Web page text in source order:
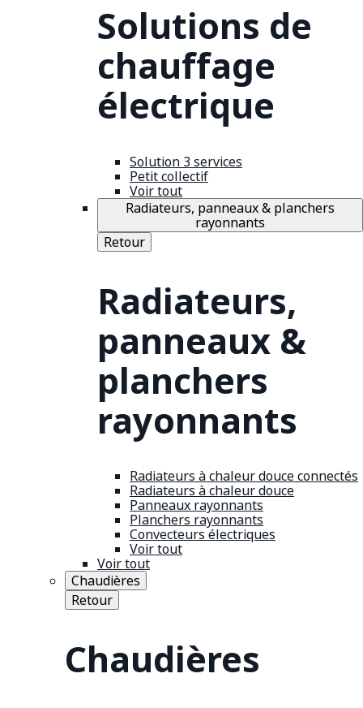
Solutions de
chauffage
électrique
Solution 3 services
Petit collectif
Voir tout
Radiateurs, panneaux & planchers
rayonnants
Retour
Radiateurs,
panneaux &
planchers
rayonnants
Radiateurs à chaleur douce connectés
Radiateurs à chaleur douce
Panneaux rayonnants
Planchers rayonnants
Convecteurs électriques
Voir tout
Voir tout
Chaudières
Retour
Chaudières